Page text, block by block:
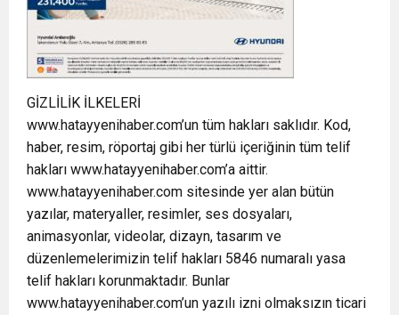
GİZLİLİK İLKELERİ
www.hatayyenihaber.com’un tüm hakları saklıdır. Kod,
haber, resim, röportaj gibi her türlü içeriğinin tüm telif
hakları www.hatayyenihaber.com’a aittir.
www.hatayyenihaber.com sitesinde yer alan bütün
yazılar, materyaller, resimler, ses dosyaları,
animasyonlar, videolar, dizayn, tasarım ve
düzenlemelerimizin telif hakları 5846 numaralı yasa
telif hakları korunmaktadır. Bunlar
www.hatayyenihaber.com’un yazılı izni olmaksızın ticari